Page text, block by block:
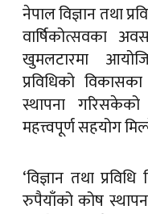
नेपाल विज्ञान तथा
वार्षिकोत्सवका
खुमलटारमा
प्रविधिको
स्थापना
महत्त्वपूर्ण सहयोग
‘विज्ञान तथा
रुपैयाँको कोष